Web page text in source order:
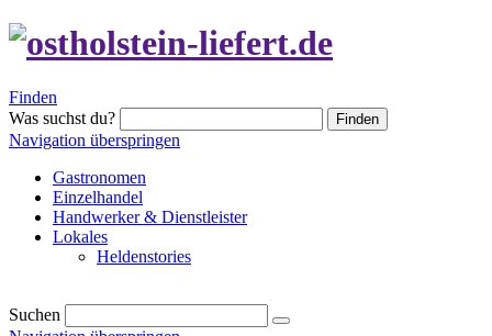
Finden
Was suchst du?
Finden
Navigation überspringen
Gastronomen
Einzelhandel
Handwerker & Dienstleister
Lokales
Heldenstories
Suchen